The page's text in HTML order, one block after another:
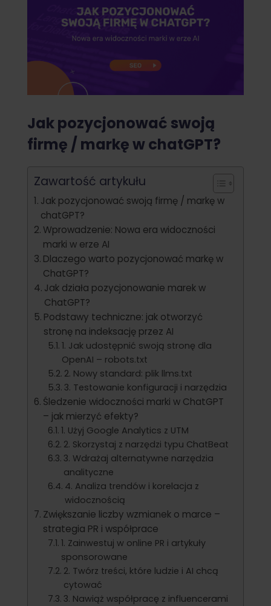
Jak pozycjonować swoją
firmę / markę w chatGPT?
Zawartość artykułu
Jak pozycjonować swoją firmę / markę w
chatGPT?
Wprowadzenie: Nowa era widoczności
marki w erze AI
Dlaczego warto pozycjonować markę w
ChatGPT?
Jak działa pozycjonowanie marek w
ChatGPT?
Podstawy techniczne: jak otworzyć
stronę na indeksację przez AI
1. Jak udostępnić swoją stronę dla
OpenAI – robots.txt
2. Nowy standard: plik llms.txt
3. Testowanie konfiguracji i narzędzia
Śledzenie widoczności marki w ChatGPT
– jak mierzyć efekty?
1. Użyj Google Analytics z UTM
2. Skorzystaj z narzędzi typu ChatBeat
3. Wdrażaj alternatywne narzędzia
analityczne
4. Analiza trendów i korelacja z
widocznością
Zwiększanie liczby wzmianek o marce –
strategia PR i współprace
1. Zainwestuj w online PR i artykuły
sponsorowane
2. Twórz treści, które ludzie i AI chcą
cytować
3. Nawiąż współpracę z influencerami